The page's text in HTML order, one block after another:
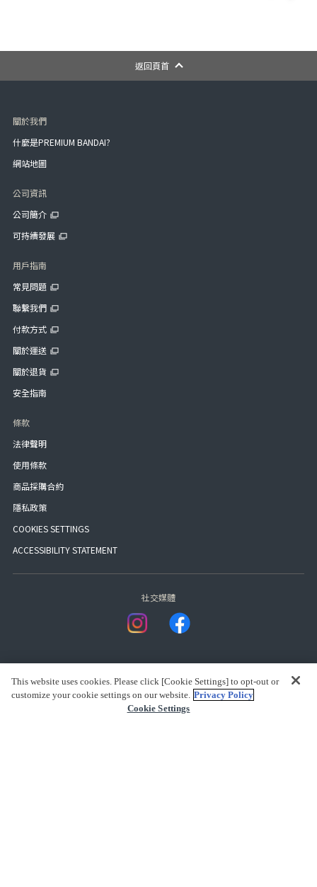
返回頁首
關於我們
什麼是PREMIUM BANDAI?
網站地圖
公司資訊
公司簡介
可持續發展
用戶指南
常見問題
聯繫我們
付款方式
關於運送
關於退貨
安全指南
條款
法律聲明
使用條款
商品採購合約
隱私政策
COOKIES SETTINGS
ACCESSIBILITY STATEMENT
社交媒體
This website uses cookies. Please click [Cookie Settings] to opt-out or
customize your cookie settings on our website. Privacy Policy
Cookie Settings